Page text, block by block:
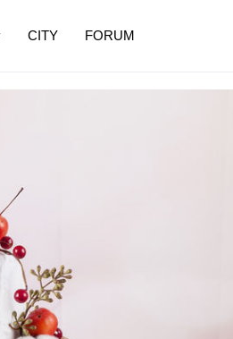
CITY FORUM
în vârstă